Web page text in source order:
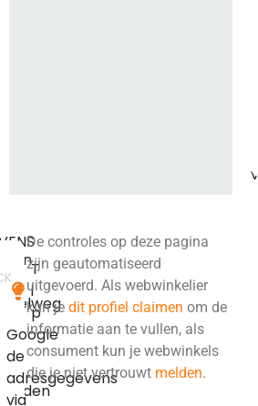
T
i
p
Google
de
adresgegevens
via
De controles op deze pagina
zijn geautomatiseerd
uitgevoerd. Als webwinkelier
kun je dit profiel claimen om de
informatie aan te vullen, als
consument kun je webwinkels
die je niet vertrouwt melden.